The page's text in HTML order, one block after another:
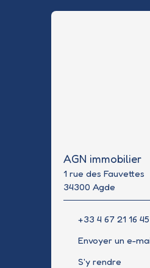
AGN immobilier
1 rue des Fauvettes
34300 Agde
+33 4 67 21 16 45
Envoyer un e-
S'y rendre